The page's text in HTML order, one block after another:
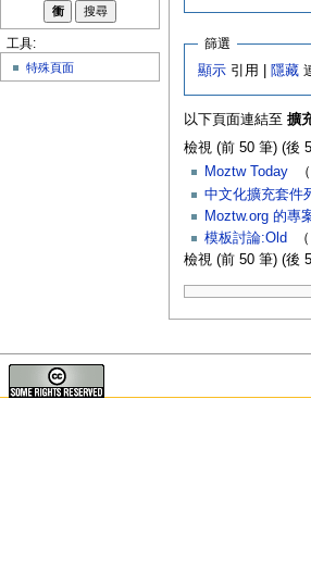
篩選
顯示 引用 | 隱藏
以下頁面連結至 擴
檢視 (前 50 筆) (後
Moztw Today‎ （
中文化擴充套件
Moztw.org 的專
模板討論:Old
（
檢視 (前 50 筆) (後
工具:
特殊頁面